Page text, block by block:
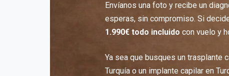
Envíanos una foto y recibe un
esperas, sin compromiso. Si
1.990€ todo incluido con vuelo y
Ya sea que busques un trasplante
Turquía o un implante capilar en